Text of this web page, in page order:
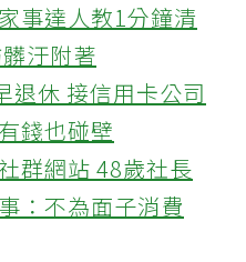
事達人教1分鐘清
汙附著
退休 接信用卡公司
錢也碰壁
群網站 48歲社長
：不為面子消費